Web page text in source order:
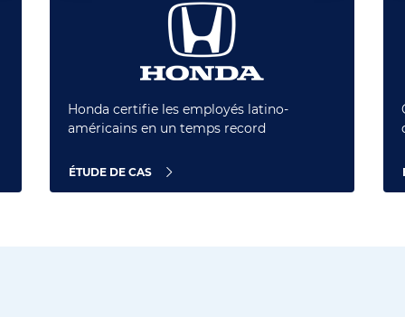
Honda certifie les employés latino-
américains en un temps record
ÉTUDE DE CAS